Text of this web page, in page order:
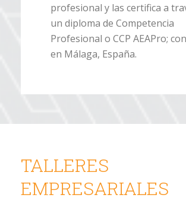
profesional y las certifica a
un diploma de Competencia
Profesional o CCP AEAPro;
en Málaga, España.
TALLERES
EMPRESARIALES